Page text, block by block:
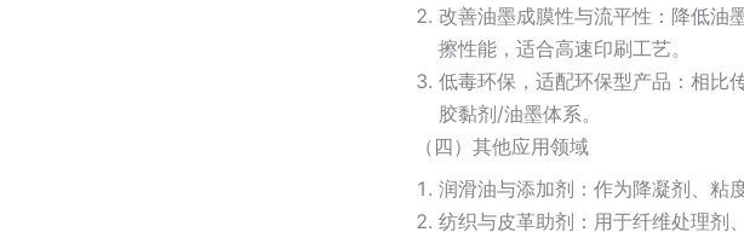
改善油墨成膜性与流平性：降低油
擦性能，适合高速印刷工艺。
低毒环保，适配环保型产品：相比
胶黏剂/油墨体系。
（四）其他应用领域
润滑油与添加剂：作为降凝剂、粘
纺织与皮革助剂：用于纤维处理剂